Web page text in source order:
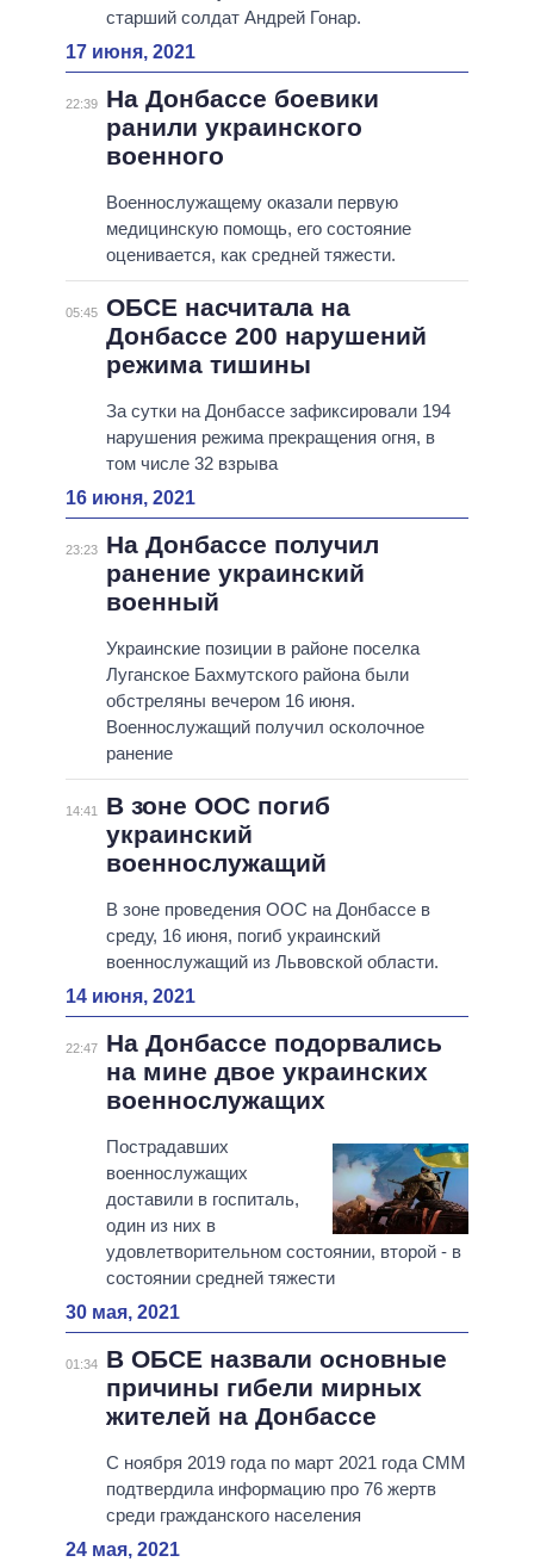
старший солдат Андрей Гонар.
17 июня, 2021
22:39
На Донбассе боевики
ранили украинского
военного
Военнослужащему оказали первую
медицинскую помощь, его состояние
оценивается, как средней тяжести.
05:45 ОБСЕ насчитала на
Донбассе 200 нарушений
режима тишины
За сутки на Донбассе зафиксировали 194
нарушения режима прекращения огня, в
том числе 32 взрыва
16 июня, 2021
23:23
На Донбассе получил
ранение украинский
военный
Украинские позиции в районе поселка
Луганское Бахмутского района были
обстреляны вечером 16 июня.
Военнослужащий получил осколочное
ранение
14:41
В зоне ООС погиб
украинский
военнослужащий
В зоне проведения ООС на Донбассе в
среду, 16 июня, погиб украинский
военнослужащий из Львовской области.
14 июня, 2021
22:47
На Донбассе подорвались
на мине двое украинских
военнослужащих
Пострадавших
военнослужащих
доставили в госпиталь,
один из них в
удовлетворительном состоянии, второй - в
состоянии средней тяжести
30 мая, 2021
01:34
В ОБСЕ назвали основные
причины гибели мирных
жителей на Донбассе
С ноября 2019 года по март 2021 года СММ
подтвердила информацию про 76 жертв
среди гражданского населения
24 мая, 2021